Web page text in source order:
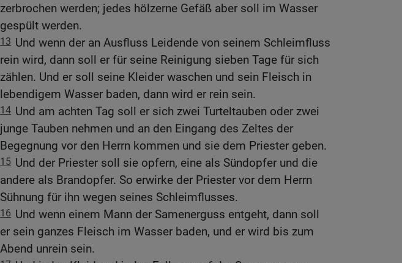
zerbrochen werden; jedes hölzerne Gefäß aber soll im Wasser
gespült werden.
13 Und wenn der an Ausfluss Leidende von seinem Schleimfluss
rein wird, dann soll er für seine Reinigung sieben Tage für sich
zählen. Und er soll seine Kleider waschen und sein Fleisch in
lebendigem Wasser baden, dann wird er rein sein.
14 Und am achten Tag soll er sich zwei Turteltauben oder zwei
junge Tauben nehmen und an den Eingang des Zeltes der
Begegnung vor den Herrn kommen und sie dem Priester geben.
15 Und der Priester soll sie opfern, eine als Sündopfer und die
andere als Brandopfer. So erwirke der Priester vor dem Herrn
Sühnung für ihn wegen seines Schleimflusses.
16 Und wenn einem Mann der Samenerguss entgeht, dann soll
er sein ganzes Fleisch im Wasser baden, und er wird bis zum
Abend unrein sein.